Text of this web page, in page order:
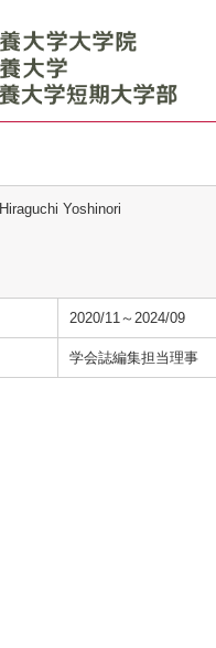
Hiraguchi Yoshinori
2020/11～2024/09
学会誌編集担当理事